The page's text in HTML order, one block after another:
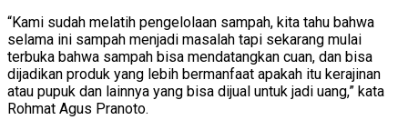
“Kami sudah melatih pengelolaan sampah, kita tahu bahwa
selama ini sampah menjadi masalah tapi sekarang mulai
terbuka bahwa sampah bisa mendatangkan cuan, dan bisa
dijadikan produk yang lebih bermanfaat apakah itu kerajinan
atau pupuk dan lainnya yang bisa dijual untuk jadi uang,” kata
Rohmat Agus Pranoto.